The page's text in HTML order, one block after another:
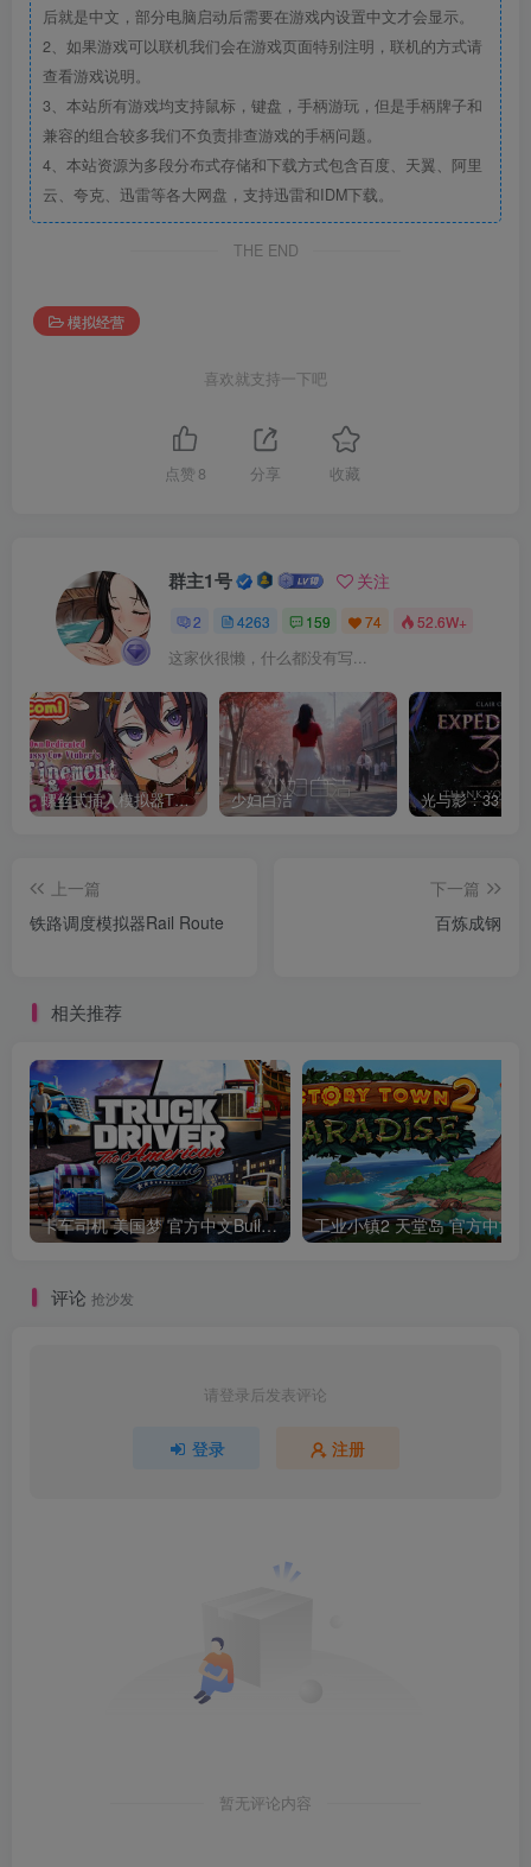
后就是中文，部分电脑启动后需要在游戏内设置中文才会显示。
2、如果游戏可以联机我们会在游戏页面特别注明，联机的方式请
查看游戏说明。
3、本站所有游戏均支持鼠标，键盘，手柄游玩，但是手柄牌子和
兼容的组合较多我们不负责排查游戏的手柄问题。
4、本站资源为多段分布式存储和下载方式包含百度、天翼、阿里
云、夸克、迅雷等各大网盘，支持迅雷和IDM下载。
THE END
模拟经营
喜欢就支持一下吧
点赞 8 分享 收藏
群主1号 关注
2 4263 159 74 52.6W+
这家伙很懒，什么都没有写...
螺丝式插入模拟器TMA02 少妇白洁
上一篇
铁路调度模拟器Rail Route
下一篇
百炼成钢
相关推荐
卡车司机 美国梦 官方中文Build.24390879
评论 抢沙发
请登录后发表评论
登录 注册
暂无评论内容